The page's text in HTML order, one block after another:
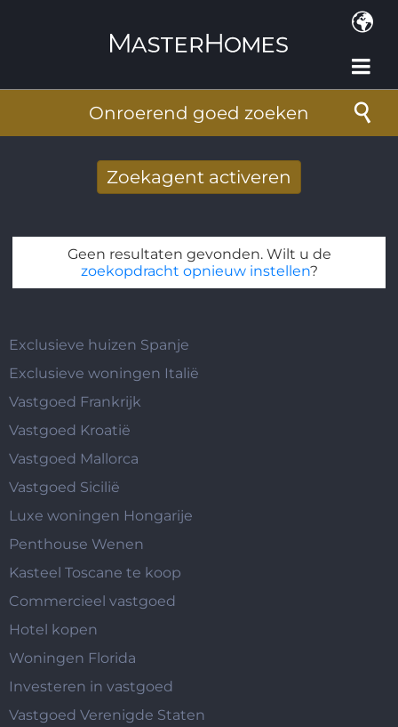
Onroerend goed zoeken
Zoekagent activeren
E-mailadres*
Geen resultaten gevonden. Wilt u de
zoekopdracht opnieuw instellen?
Exclusieve huizen Spanje
Exclusieve woningen Italië
Vastgoed Frankrijk
Vastgoed Kroatië
Vastgoed Mallorca
Vastgoed Sicilië
Luxe woningen Hongarije
Penthouse Wenen
Kasteel Toscane te koop
Commercieel vastgoed
Hotel kopen
Woningen Florida
Investeren in vastgoed
Vastgoed Verenigde Staten